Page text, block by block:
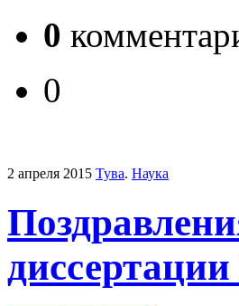
0
0
2 апреля 2015 Тува. Наука